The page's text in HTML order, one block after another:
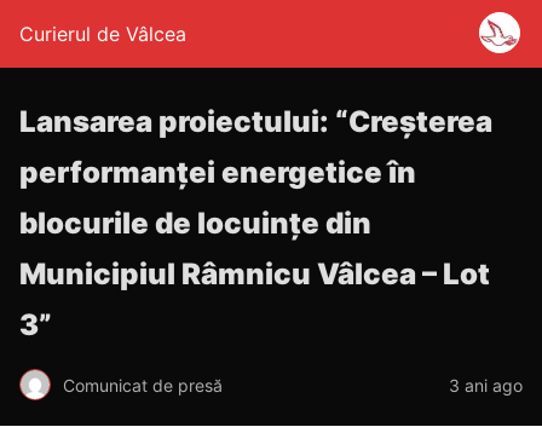
Curierul de Vâlcea
Lansarea proiectului: “Creșterea
performanței energetice în
blocurile de locuințe din
Municipiul Râmnicu Vâlcea – Lot
3”
Comunicat de presă 3 ani ago